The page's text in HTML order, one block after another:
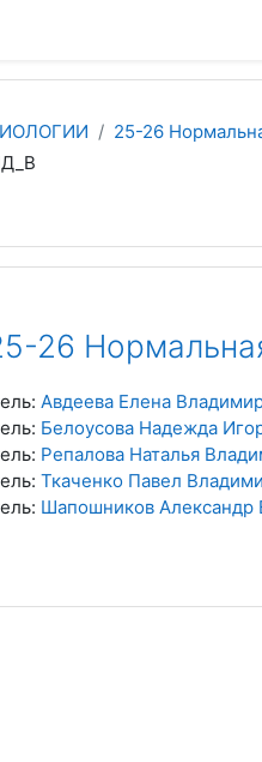
25-26
26
Авдеева Елена
Белоусова Надежда
Репалова Наталья
Ткаченко Павел
Шапошников Александр